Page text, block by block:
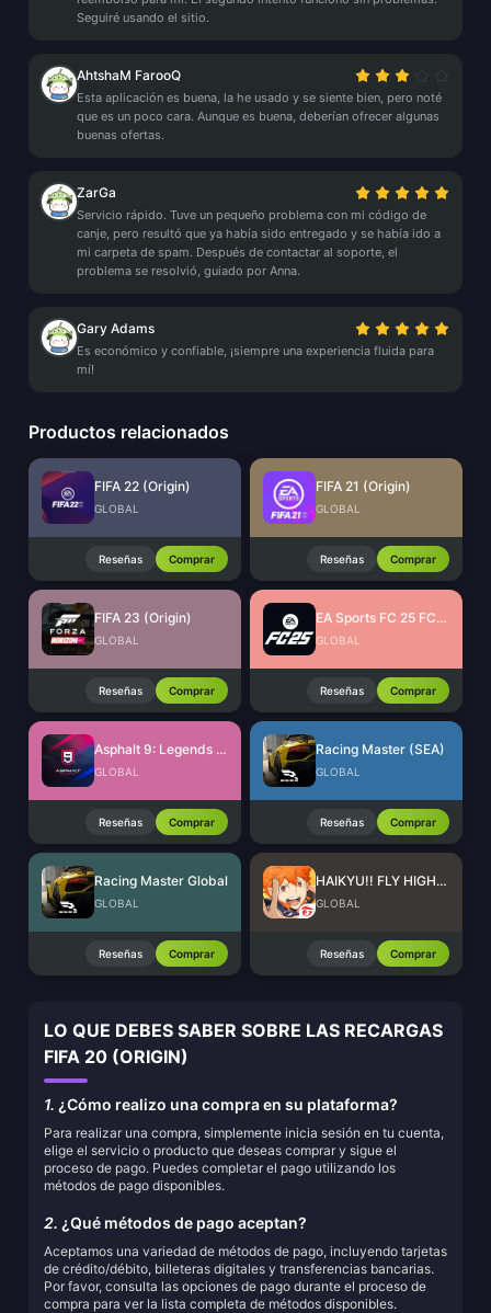
Seguiré usando el sitio.
AhtshaM FarooQ
Esta aplicación es buena, la he usado y se siente bien, pero noté
que es un poco cara. Aunque es buena, deberían ofrecer algunas
buenas ofertas.
ZarGa
Servicio rápido. Tuve un pequeño problema con mi código de
canje, pero resultó que ya había sido entregado y se había ido a
mi carpeta de spam. Después de contactar al soporte, el
problema se resolvió, guiado por Anna.
Gary Adams
Es económico y confiable, ¡siempre una experiencia fluida para
mí!
Productos relacionados
FIFA 22 (Origin)
GLOBAL
Reseñas Comprar
FIFA 21 (Origin)
GLOBAL
Reseñas Comprar
FIFA 23 (Origin)
GLOBAL
Reseñas Comprar
EA Sports FC 25 FC Points (EA App)
GLOBAL
Reseñas Comprar
Asphalt 9: Legends Tokens
GLOBAL
Reseñas Comprar
Racing Master (SEA)
GLOBAL
Reseñas Comprar
Racing Master Global
GLOBAL
Reseñas Comprar
HAIKYU!! FLY HIGH SEA Top Up
GLOBAL
Reseñas Comprar
LO QUE DEBES SABER SOBRE LAS RECARGAS
FIFA 20 (ORIGIN)
1. ¿Cómo realizo una compra en su plataforma?
Para realizar una compra, simplemente inicia sesión en tu cuenta,
elige el servicio o producto que deseas comprar y sigue el
proceso de pago. Puedes completar el pago utilizando los
métodos de pago disponibles.
2. ¿Qué métodos de pago aceptan?
Aceptamos una variedad de métodos de pago, incluyendo tarjetas
de crédito/débito, billeteras digitales y transferencias bancarias.
Por favor, consulta las opciones de pago durante el proceso de
compra para ver la lista completa de métodos disponibles.